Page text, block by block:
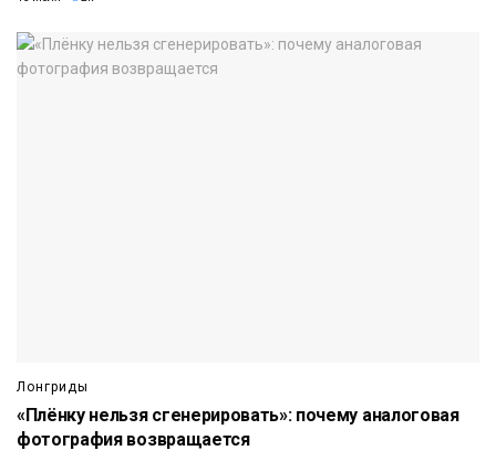
Лонгриды
«Плёнку нельзя сгенерировать»: почему аналоговая
фотография возвращается